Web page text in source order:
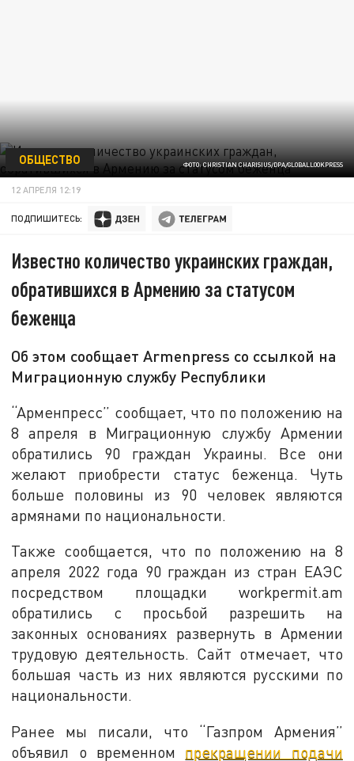
ФОТО: CHRISTIAN CHARISIUS/DPA/GLOBALLOOKPRESS
ОБЩЕСТВО
12 АПРЕЛЯ 12:19
ПОДПИШИТЕСЬ:
Известно количество украинских граждан,
обратившихся в Армению за статусом
беженца
Об этом сообщает Armenpress со ссылкой на
Миграционную службу Республики
“Арменпресс” сообщает, что по положению на
8 апреля в Миграционную службу Армении
обратились 90 граждан Украины. Все они
желают приобрести статус беженца. Чуть
больше половины из 90 человек являются
армянами по национальности.
Также сообщается, что по положению на 8
апреля 2022 года 90 граждан из стран ЕАЭС
посредством площадки workpermit.am
обратились с просьбой разрешить на
законных основаниях развернуть в Армении
трудовую деятельность. Сайт отмечает, что
большая часть из них являются русскими по
национальности.
Ранее мы писали, что “Газпром Армения”
объявил о временном прекращении подачи